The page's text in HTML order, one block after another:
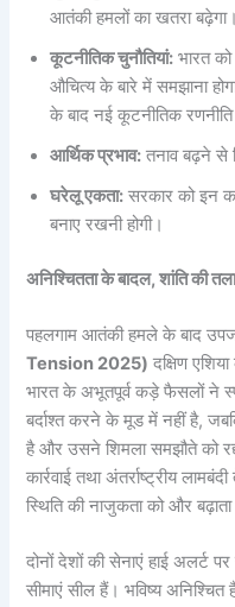
आतंकी हमलों का खतरा बढ़ेगा।
कूटनीतिक चुनौतियां: भारत
औचित्य के बारे में समझाना
के बाद नई कूटनीतिक रणनीति
आर्थिक प्रभाव: तनाव बढ़ने से
घरेलू एकता: सरकार को इन
बनाए रखनी होगी।
अनिश्चितता के बादल, शांति की
पहलगाम आतंकी हमले के बाद
Tension 2025) दक्षिण
भारत के अभूतपूर्व कड़े फैसलों ने
बर्दाश्त करने के मूड में नहीं है,
है और उसने शिमला समझौते को
कार्रवाई तथा अंतर्राष्ट्रीय
स्थिति की नाजुकता को और
दोनों देशों की सेनाएं हाई अलर्ट
सीमाएं सील हैं। भविष्य